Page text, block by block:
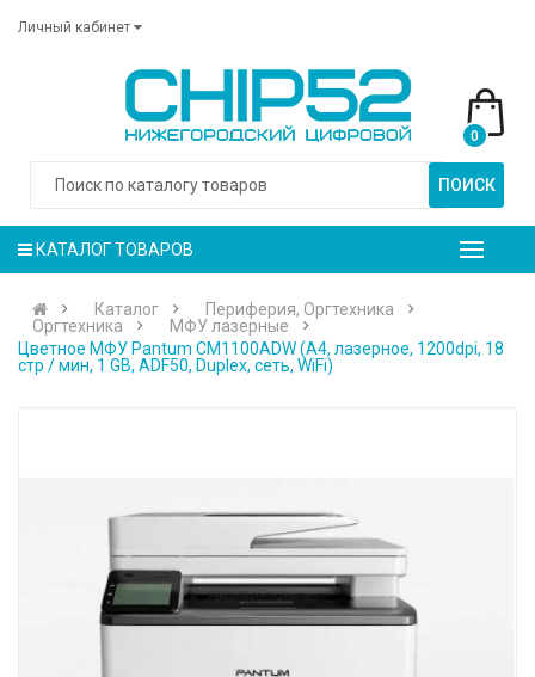
Личный кабинет
ПОИСК
0
КАТАЛОГ ТОВАРОВ
Каталог
Периферия, Оргтехника
Оргтехника
МФУ лазерные
Цветное МФУ Pantum CM1100ADW (A4, лазерное, 1200dpi, 18
стр / мин, 1 GB, ADF50, Duplex, сеть, WiFi)